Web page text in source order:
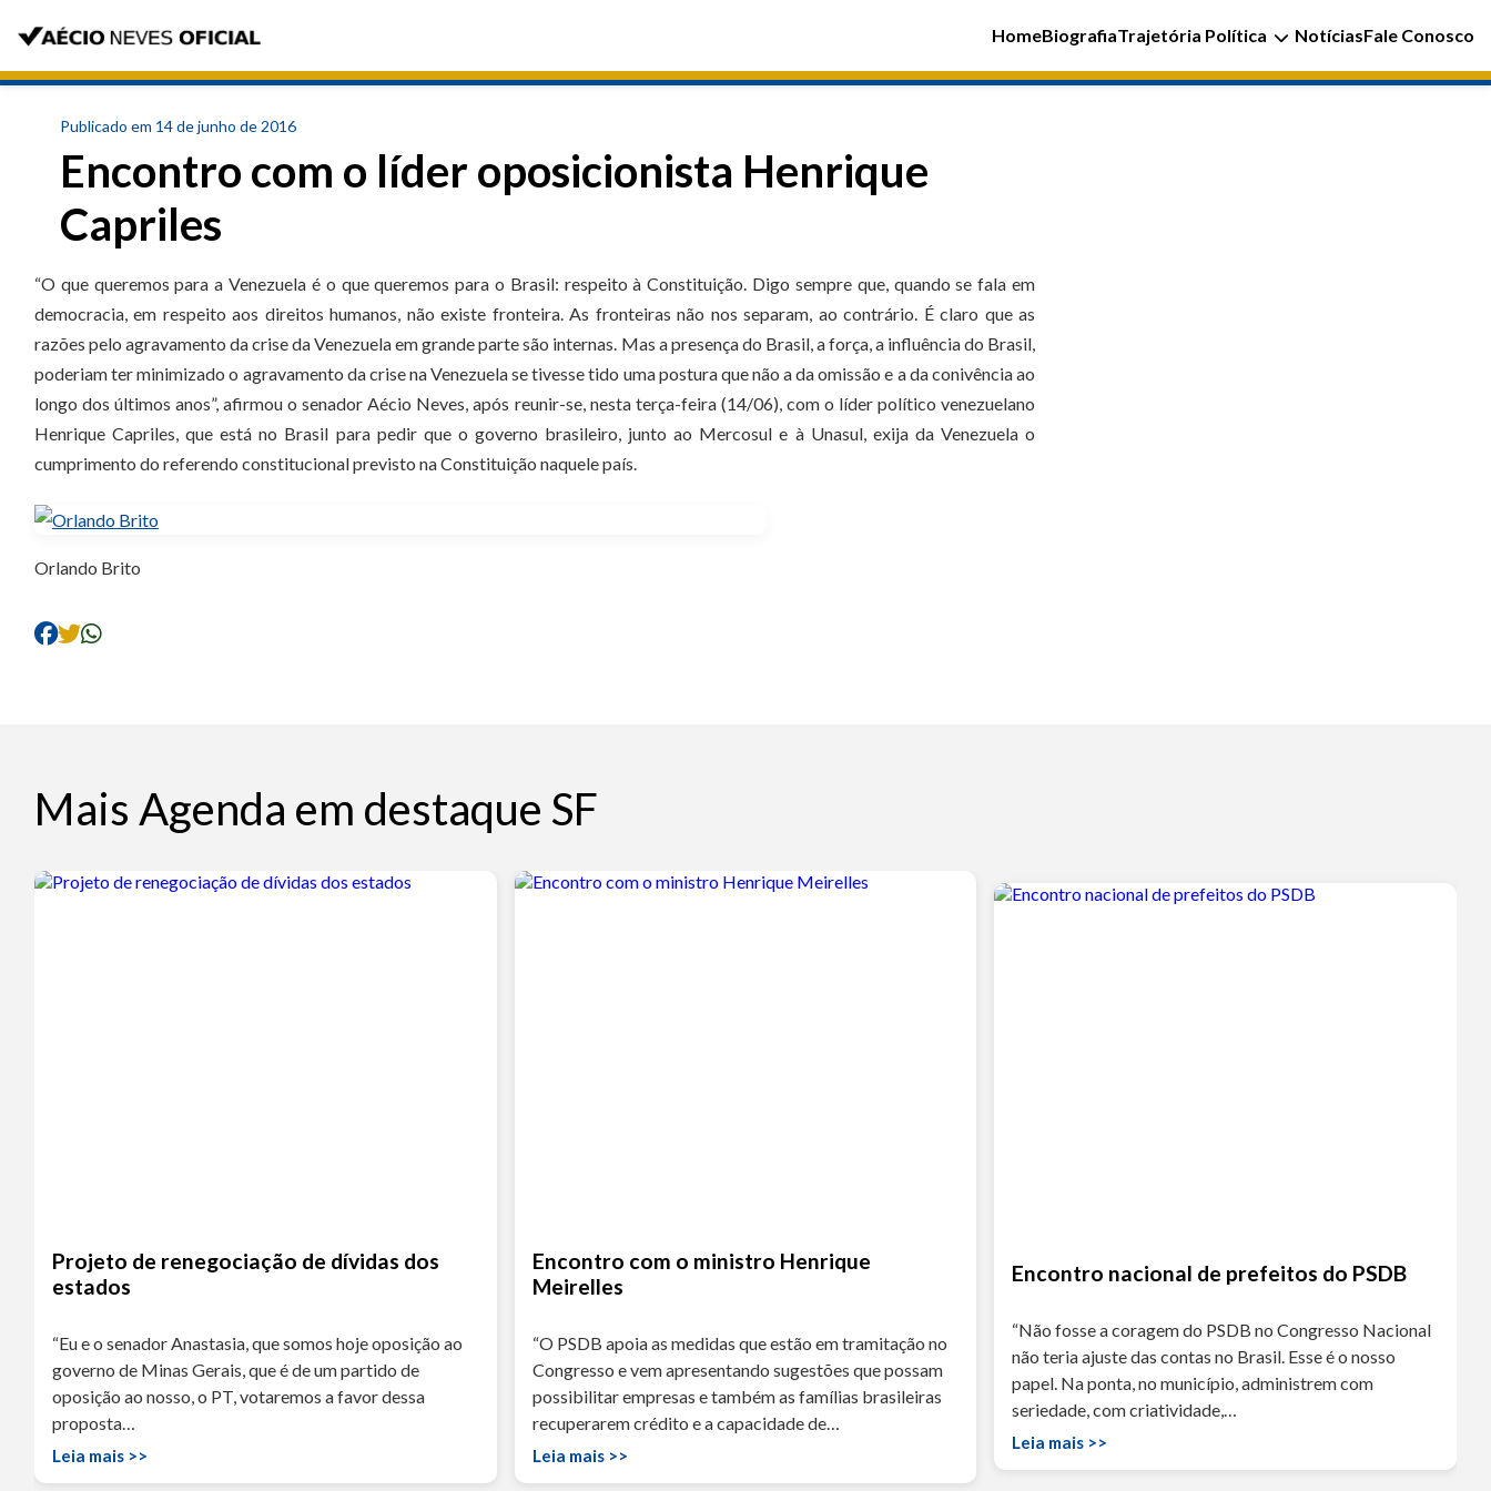
HomeBiografiaTrajetória Política NotíciasFale Conosco
Publicado em 14 de junho de 2016
Encontro com o líder oposicionista Henrique
Capriles
“O que queremos para a Venezuela é o que queremos para o Brasil: respeito à Constituição. Digo sempre que, quando se fala em
democracia, em respeito aos direitos humanos, não existe fronteira. As fronteiras não nos separam, ao contrário. É claro que as
razões pelo agravamento da crise da Venezuela em grande parte são internas. Mas a presença do Brasil, a força, a influência do Brasil,
poderiam ter minimizado o agravamento da crise na Venezuela se tivesse tido uma postura que não a da omissão e a da conivência ao
longo dos últimos anos”, afirmou o senador Aécio Neves, após reunir-se, nesta terça-feira (14/06), com o líder político venezuelano
Henrique Capriles, que está no Brasil para pedir que o governo brasileiro, junto ao Mercosul e à Unasul, exija da Venezuela o
cumprimento do referendo constitucional previsto na Constituição naquele país.
Orlando Brito
Mais Agenda em destaque SF
Projeto de renegociação de dívidas dos
estados
“Eu e o senador Anastasia, que somos hoje oposição ao
governo de Minas Gerais, que é de um partido de
oposição ao nosso, o PT, votaremos a favor dessa
proposta…
Leia mais >>
Encontro com o ministro Henrique
Meirelles
“O PSDB apoia as medidas que estão em tramitação no
Congresso e vem apresentando sugestões que possam
possibilitar empresas e também as famílias brasileiras
recuperarem crédito e a capacidade de…
Leia mais >>
Encontro nacional de prefeitos do PSDB
“Não fosse a coragem do PSDB no Congresso Nacional
não teria ajuste das contas no Brasil. Esse é o nosso
papel. Na ponta, no município, administrem com
seriedade, com criatividade,…
Leia mais >>